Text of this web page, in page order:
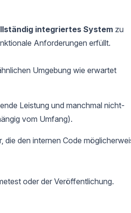
integriertes System zu
Anforderungen erfüllt.
Umgebung wie erwartet
Leistung und manchmal nicht-
vom Umfang).
die den internen Code
oder der Veröffentlichung.